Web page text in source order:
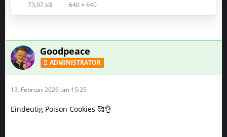
73,07 kB 640 × 640
Goodpeace
ADMINISTRATOR
13. Februar 2026 um 15:25
Eindeutig Poison Cookies 🥰👌